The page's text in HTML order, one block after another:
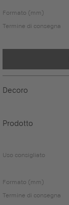
Formato (mm)
Termine di consegna
Decoro
Prodotto
Uso consigliato
Formato (mm)
Termine di consegna